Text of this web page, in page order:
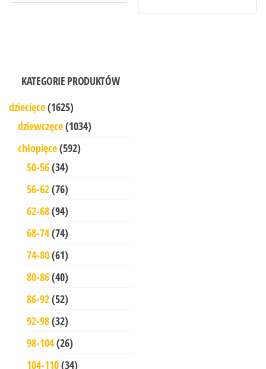
KATEGORIE PRODUKTÓW
dziecięce(1625)
dziewczęce(1034)
chłopięce(592)
50-56(34)
56-62(76)
62-68(94)
68-74(74)
74-80(61)
80-86(40)
86-92(52)
92-98(32)
98-104(26)
104-110(34)